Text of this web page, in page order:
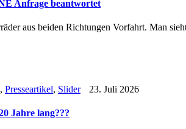
Anfrage beantwortet
aus beiden Richtungen Vorfahrt. Man
, Presseartikel, Slider 23. Juli 2026
Jahre lang???